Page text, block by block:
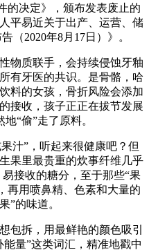
的决定》，颁布发表废止的
平易近关于出产、运营、储
（2020年8月17日）》。
质联手，会持续侵蚀牙釉
有牙医的共识。是骨骼，哈
料的女孩，骨折风险会添加
接收，孩子正正在拔节发展
“偷”走了原料。
汁”，听起来很健康吧？但
果里最贵重的炊事纤维几乎
接收的糖分，至于那些“果
再用喷鼻精、色素和大量的
”的味道。
拆，用最鲜艳的颜色吸引
能量”这类词汇，精准地戳中